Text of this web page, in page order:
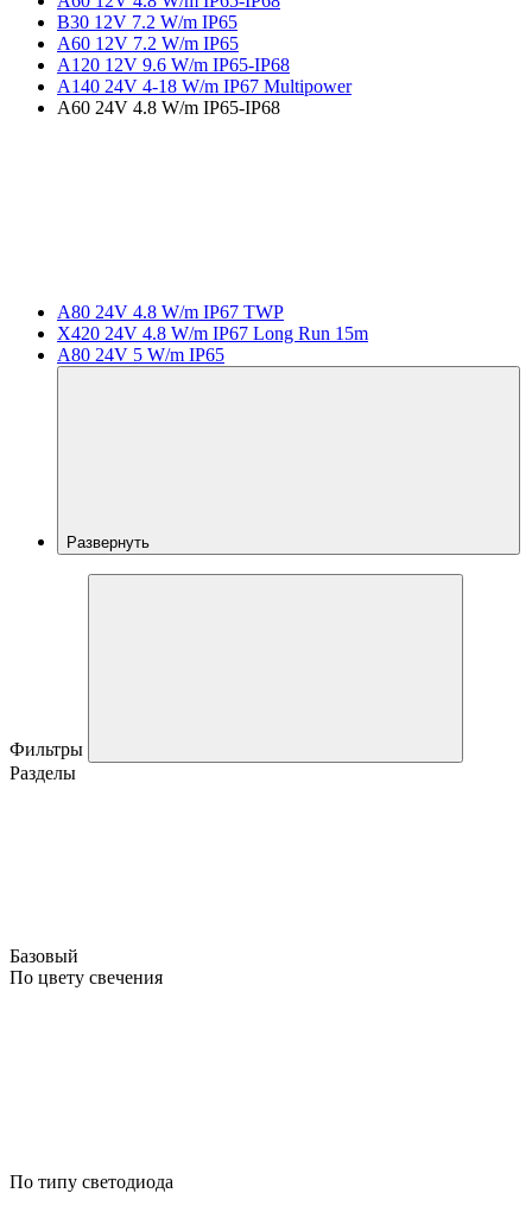
B30 12V 7.2 W/m IP65
A60 12V 7.2 W/m IP65
A120 12V 9.6 W/m IP65-IP68
A140 24V 4-18 W/m IP67 Multipower
A60 24V 4.8 W/m IP65-IP68
A80 24V 4.8 W/m IP67 TWP
X420 24V 4.8 W/m IP67 Long Run 15m
A80 24V 5 W/m IP65
Развернуть
Фильтры
Разделы
Базовый
По цвету свечения
По типу светодиода